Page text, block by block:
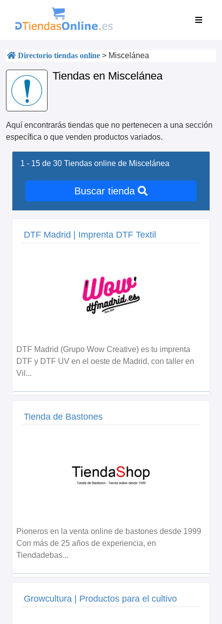
Directorio tiendas online > Miscelánea
Tiendas en Miscelánea
Aquí encontrarás tiendas que no pertenecen a una sección
específica o que venden productos variados.
1 - 15 de 30 Tiendas online de Miscelánea
Buscar tienda
DTF Madrid | Imprenta DTF Textil
DTF Madrid (Grupo Wow Creative) es tu imprenta
DTF y DTF UV en el oeste de Madrid, con taller en
Vil...
Tienda de Bastones
Pioneros en la venta online de bastones desde 1999
Con más de 25 años de experiencia, en
Tiendadebas...
Growcultura | Productos para el cultivo